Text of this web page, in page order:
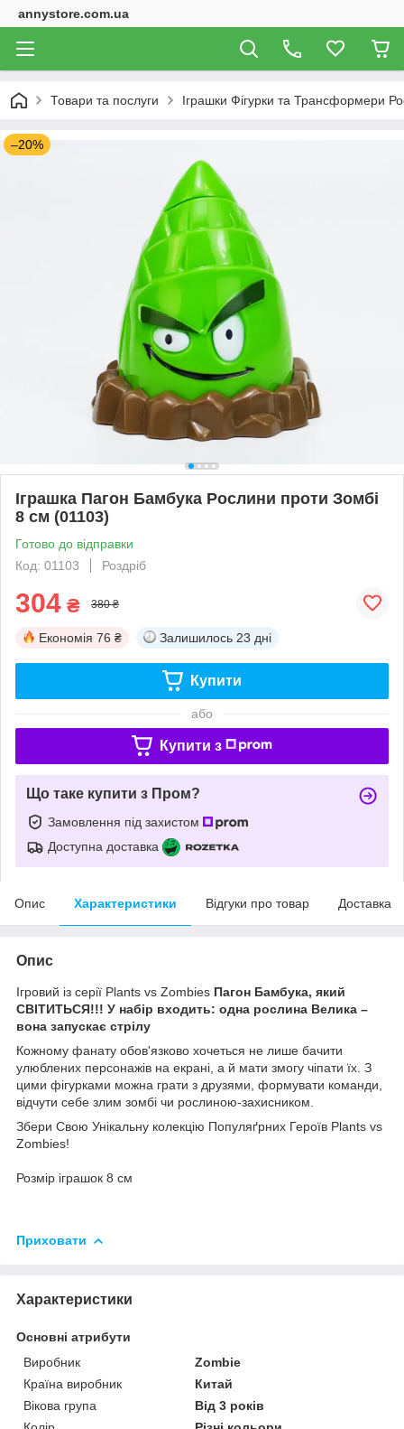
annystore.com.ua
Товари та послуги Іграшки Фігурки та Трансформери
–20%
Іграшка Пагон Бамбука Рослини проти Зомбі
8 см (01103)
Готово до відправки
Код: 01103
Роздріб
304 ₴ 380 ₴
Економія 76 ₴ Залишилось 23 дні
Купити
або
Купити з
Що таке купити з Пром?
Замовлення під захистом
Доступна доставка
Опис Характеристики Відгуки про товар Доставка
Опис
Ігровий із серії Plants vs Zombies Пагон Бамбука, який
СВІТИТЬСЯ!!! У набір входить: одна рослина Велика –
вона запускає стрілу
Кожному фанату обов'язково хочеться не лише бачити
улюблених персонажів на екрані, а й мати змогу чіпати їх. З
цими фігурками можна грати з друзями, формувати команди,
відчути себе злим зомбі чи рослиною-захисником.
Збери Свою Унікальну колекцію Популяґрних Героїв Plants vs
Zombies!
Розмір іграшок 8 см
Приховати
Характеристики
Основні атрибути
Виробник
Zombie
Країна виробник
Китай
Вікова група
Від 3 років